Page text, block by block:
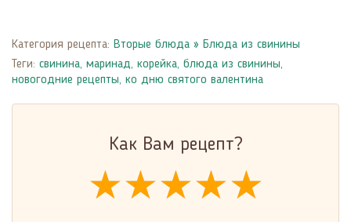
Категория рецепта: Вторые блюда » Блюда из свинины
Теги: свинина, маринад, корейка, блюда из свинины,
новогодние рецепты, ко дню святого валентина
Как Вам рецепт?
★★★★★
★★★★★
★★★★★